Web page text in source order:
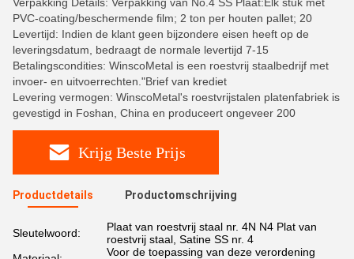
PVC-coating/beschermende film; 2 ton per houten pallet; 20
Levertijd: Indien de klant geen bijzondere eisen heeft op de
leveringsdatum, bedraagt de normale levertijd 7-15
Betalingscondities: WinscoMetal is een roestvrij staalbedrijf met
invoer- en uitvoerrechten."Brief van krediet
Levering vermogen: WinscoMetal's roestvrijstalen platenfabriek is
gevestigd in Foshan, China en produceert ongeveer 200
Krijg Beste Prijs
Productdetails Productomschrijving
Sleutelwoord:
Plaat van roestvrij staal nr. 4N N4 Plat van
roestvrij staal, Satine SS nr. 4
Voor de toepassing van deze verordening